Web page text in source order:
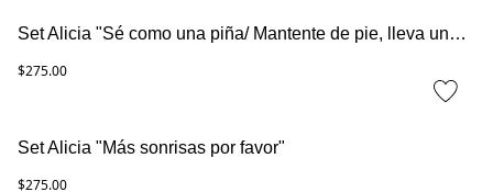
Set Alicia "Sé como una piña/ Mantente de pie, lleva una corona y sé dulce en el interior"
$275.00
Set Alicia "Más sonrisas por favor"
$275.00